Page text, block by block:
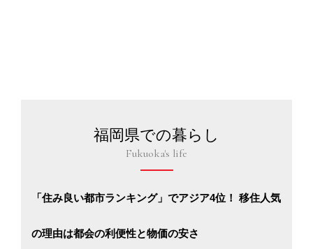
福岡県での暮らし
Fukuoka's life
「住み良い都市ランキング」でアジア4位！ 移住人気
の理由は都会の利便性と物価の安さ